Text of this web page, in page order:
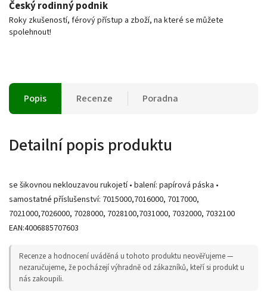
Český rodinný podnik
Roky zkušeností, férový přístup a zboží, na které se můžete
spolehnout!
Popis Recenze Poradna
Detailní popis produktu
se šikovnou neklouzavou rukojetí • balení: papírová páska •
samostatné příslušenství: 7015000,7016000, 7017000,
7021000,7026000, 7028000, 7028100,7031000, 7032000, 7032100
EAN:4006885707603
Recenze a hodnocení uváděná u tohoto produktu neověřujeme —
nezaručujeme, že pocházejí výhradně od zákazníků, kteří si produkt u
nás zakoupili.